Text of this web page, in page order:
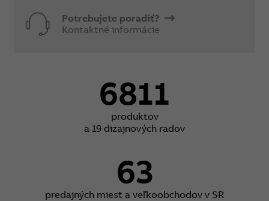
Potrebujete poradiť?
Kontaktné informácie
6811
produktov
a 19 dizajnových radov
63
predajných miest a veľkoobchodov v SR